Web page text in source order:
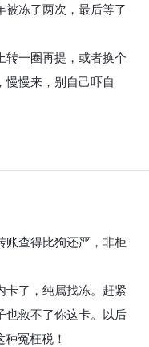
被冻了两次，最后等了
转一圈再提，或者换个
慢慢来，别自己吓自
账查得比狗还严，非柜
卡了，纯属找冻。赶紧
也救不了你这卡。以后
冤枉税！